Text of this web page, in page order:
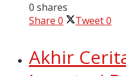
0 shares
Share 0 Tweet0
Akhir